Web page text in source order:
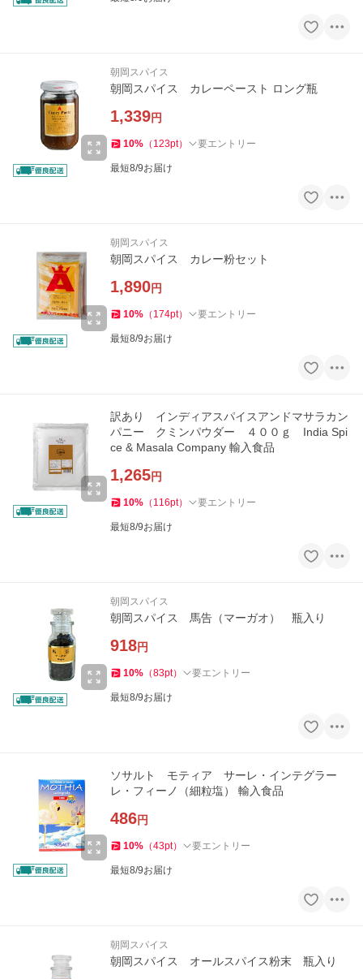
朝岡スパイス
朝岡スパイス カレーペースト ロング瓶
1,339円
10% （ 123pt） 要エントリー
最短8/9お届け
朝岡スパイス
朝岡スパイス カレー粉セット
1,890円
10% （ 174pt） 要エントリー
最短8/9お届け
訳あり インディアスパイスアンドマサラカン
パニー クミンパウダー ４００ｇ India Spi
ce & Masala Company 輸入食品
1,265円
10% （ 116pt） 要エントリー
最短8/9お届け
朝岡スパイス
朝岡スパイス 馬告（マーガオ） 瓶入り
918円
10% （83pt） 要エントリー
最短8/9お届け
ソサルト モティア サーレ・インテグラー
レ・フィーノ（細粒塩） 輸入食品
486円
10% （43pt） 要エントリー
最短8/9お届け
朝岡スパイス
朝岡スパイス オールスパイス粉末 瓶入り